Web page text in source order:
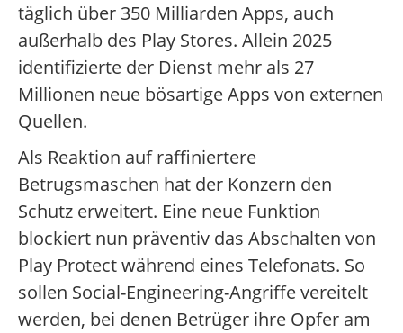
täglich über 350 Milliarden Apps, auch
außerhalb des Play Stores. Allein 2025
identifizierte der Dienst mehr als 27
Millionen neue bösartige Apps von externen
Quellen.
Als Reaktion auf raffiniertere
Betrugsmaschen hat der Konzern den
Schutz erweitert. Eine neue Funktion
blockiert nun präventiv das Abschalten von
Play Protect während eines Telefonats. So
sollen Social-Engineering-Angriffe vereitelt
werden, bei denen Betrüger ihre Opfer am